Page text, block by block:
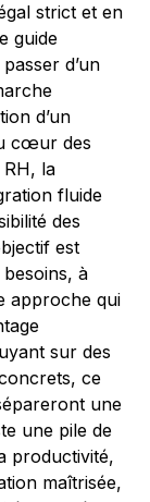
strict et en
guide
d’un
d’un
cœur des
la
fluide
des
est
à
approche qui
sur des
ce
une
une pile de
productivité,
maîtrisée,